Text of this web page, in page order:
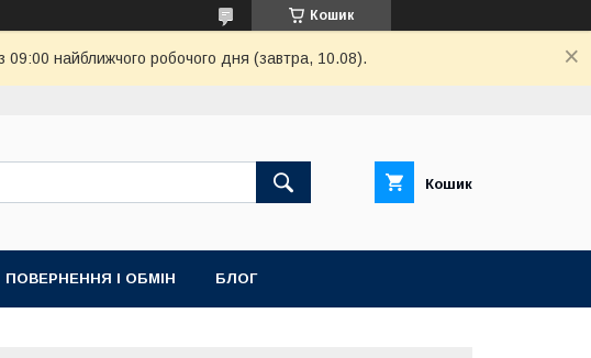
Кошик
09:00 найближчого робочого дня (завтра, 10.08).
Кошик
ПОВЕРНЕННЯ І ОБМІН БЛОГ